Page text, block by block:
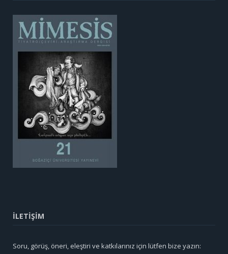
İLETİŞİM
Soru, görüş, öneri, eleştiri ve katkılarınız için lütfen bize yazın: